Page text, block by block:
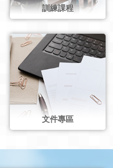
訓練課程
文件專區